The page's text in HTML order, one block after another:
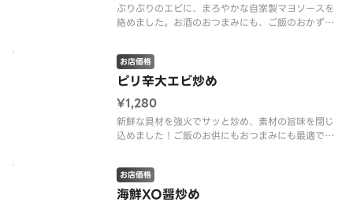
ぷりぷりのエビに、まろやかな自家製マヨソースを
絡めました。お酒のおつまみにも、ご飯のおかずに
ピリ辛大エビ炒め
お店価格
¥1,280
新鮮な具材を強火でサッと炒め、素材の旨味を閉じ
込めました！ご飯のお供にもおつまみにも最適で
海鮮XO醤炒め
お店価格